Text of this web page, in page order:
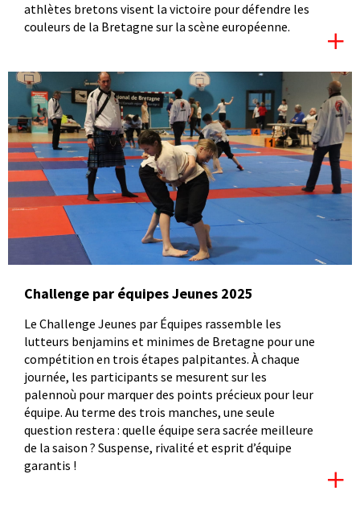
athlètes bretons visent la victoire pour défendre les
couleurs de la Bretagne sur la scène européenne.
Challenge par équipes Jeunes 2025
Le Challenge Jeunes par Équipes rassemble les
lutteurs benjamins et minimes de Bretagne pour une
compétition en trois étapes palpitantes. À chaque
journée, les participants se mesurent sur les
palennoù pour marquer des points précieux pour leur
équipe. Au terme des trois manches, une seule
question restera : quelle équipe sera sacrée meilleure
de la saison ? Suspense, rivalité et esprit d’équipe
garantis !